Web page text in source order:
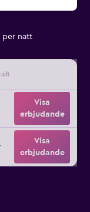
per natt
Visa
erbjudande
Visa
erbjudande